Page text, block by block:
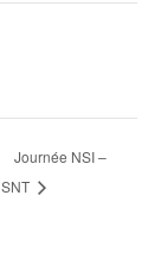
Journée NSI –
SNT